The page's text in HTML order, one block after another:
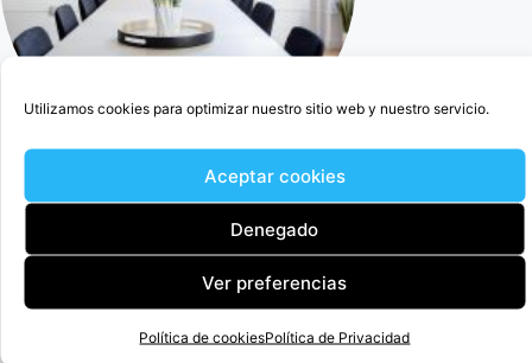
Utilizamos cookies para optimizar nuestro sitio web y nuestro servicio.
Aceptar cookies
Denegado
Ver preferencias
Política de cookiesPolítica de Privacidad
Cercedilla Abogado Para Anular Ogisaka Garden